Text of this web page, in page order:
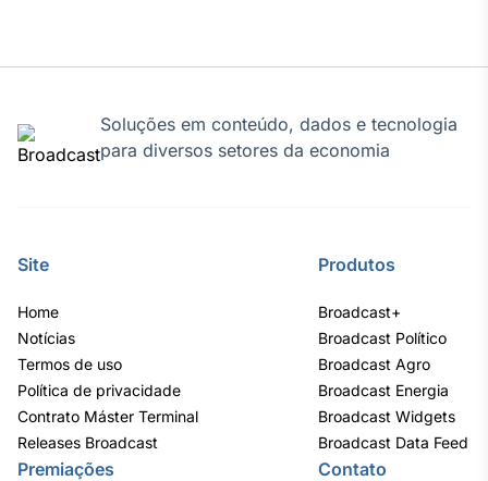
Soluções em conteúdo, dados e tecnologia
para diversos setores da economia
Site
Home
Notícias
Termos de uso
Política de privacidade
Contrato Máster Terminal
Releases Broadcast
Produtos
Broadcast+
Broadcast Político
Broadcast Agro
Broadcast Energia
Broadcast Widgets
Broadcast Data Feed
Premiações Contato